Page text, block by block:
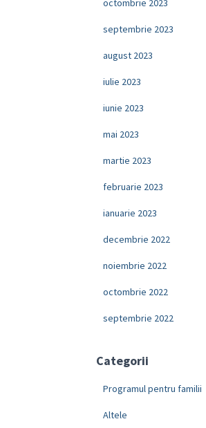
octombrie 2023
septembrie 2023
august 2023
iulie 2023
iunie 2023
mai 2023
martie 2023
februarie 2023
ianuarie 2023
decembrie 2022
noiembrie 2022
octombrie 2022
septembrie 2022
Categorii
Programul pentru familii
Altele